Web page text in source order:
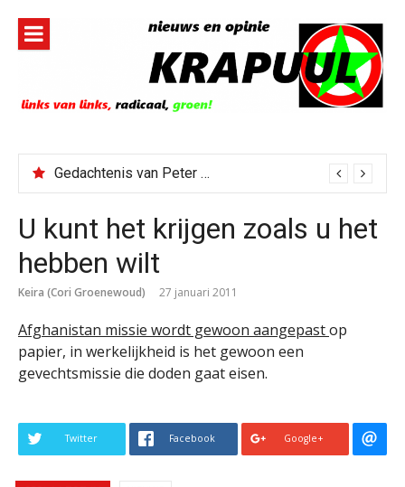
inhoud
Gedachtenis van Peter Faber
U kunt het krijgen zoals u het
hebben wilt
Keira (Cori Groenewoud) 27 januari 2011
Afghanistan missie wordt gewoon aangepastop
papier, in werkelijkheid is het gewoon een
gevechtsmissie die doden gaat eisen.
Twitter Facebook Google+